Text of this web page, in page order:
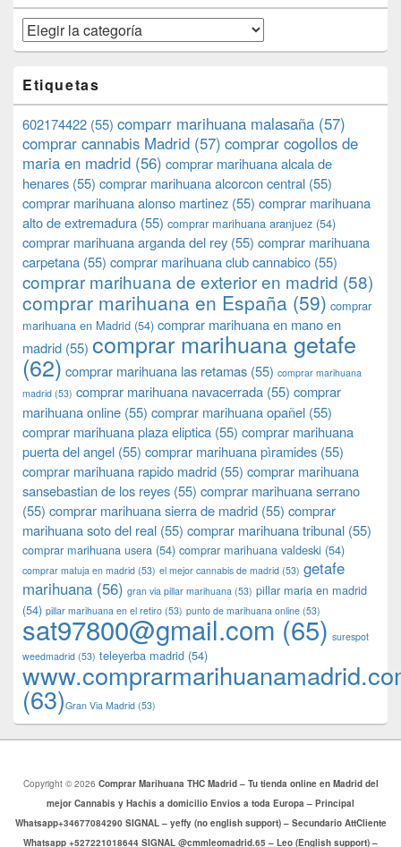
Categorías
Etiquetas
602174422 (55) comparr marihuana malasaña (57)
comprar cannabis Madrid (57) comprar cogollos de
maria en madrid (56) comprar marihuana alcala de
henares (55) comprar marihuana alcorcon central (55)
comprar marihuana alonso martinez (55) comprar marihuana
alto de extremadura (55) comprar marihuana aranjuez (54)
comprar marihuana arganda del rey (55) comprar marihuana
carpetana (55) comprar marihuana club cannabico (55)
comprar marihuana de exterior en madrid (58)
comprar marihuana en España (59) comprar
marihuana en Madrid (54) comprar marihuana en mano en
madrid (55) comprar marihuana getafe
(62) comprar marihuana las retamas (55) comprar marihuana
madrid (53) comprar marihuana navacerrada (55) comprar
marihuana online (55) comprar marihuana opañel (55)
comprar marihuana plaza eliptica (55) comprar marihuana
puerta del angel (55) comprar marihuana pìramides (55)
comprar marihuana rapido madrid (55) comprar marihuana
sansebastian de los reyes (55) comprar marihuana serrano
(55) comprar marihuana sierra de madrid (55) comprar
marihuana soto del real (55) comprar marihuana tribunal (55)
comprar marihuana usera (54) comprar marihuana valdeski (54)
comprar matuja en madrid (53) el mejor cannabis de madrid (53) getafe
marihuana (56) gran via pillar marihuana (53) pillar maria en madrid
(54) pillar marihuana en el retiro (53) punto de marihuana online (53)
sat97800@gmail.com (65) surespot
weedmadrid (53) teleyerba madrid (54)
(63)​​Gran Via Madrid (53)
Copyright © 2026 Comprar Marihuana THC Madrid – Tu tienda online en Madrid del
mejor Cannabis y Hachis a domicilio Envios a toda Europa – Principal
Whatsapp+34677084290 SIGNAL – yeffy (no english support) – Secundario AttCliente
Whatsapp +527221018644 SIGNAL @cmmleomadrid.65 – Leo (English support) –